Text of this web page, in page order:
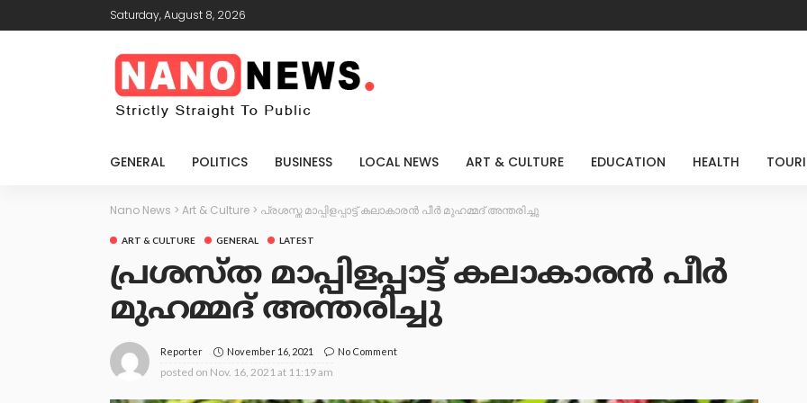
Saturday, August 8, 2026
GENERAL POLITICS BUSINESS LOCAL NEWS ART & CULTURE EDUCATION HEALTH
Nano News > Art & Culture > പ്രശസ്ത മാപ്പിളപ്പാട്ട് കലാകാരൻ പീർ മുഹമ്മദ് അന്തരിച്ചു
ART & CULTURE GENERAL LATEST
പ്രശസ്ത മാപ്പിളപ്പാട്ട് കലാകാരൻ പീർ
മുഹമ്മദ് അന്തരിച്ചു
Reporter November 16, 2021 No Comment
posted on Nov. 16, 2021 at 11:19 am